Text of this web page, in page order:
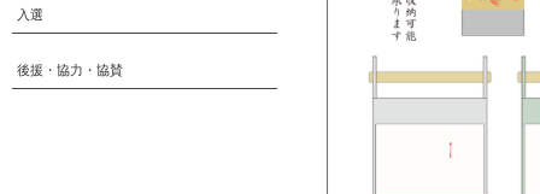
入選
後援・協力・協賛